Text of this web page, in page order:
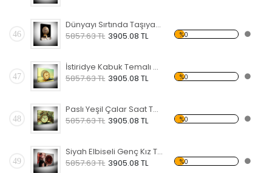
46
Dünyayı Sırtında Taşıyan Atlas Temalı Kanvas Saat
5857.63 TL 3905.08 TL %0
47
İstiridye Kabuk Temalı Kanvas Saat
5857.63 TL 3905.08 TL %0
48
Paslı Yeşil Çalar Saat Temalı Kanvas Saat
5857.63 TL 3905.08 TL %0
49
Siyah Elbiseli Genç Kız Temalı Kanvas Saat
5857.63 TL 3905.08 TL %0